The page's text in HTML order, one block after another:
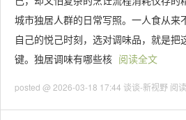
城市独居人群的日常写照。一人食从来
自己的悦己时刻，选对调味品，就是把
键。独居调味有哪些核 阅读全文
posted @ 2026-03-18 17:44 谈谈-新视野 阅